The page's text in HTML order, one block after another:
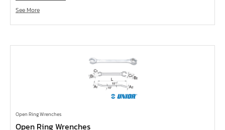
ด้ามฟรี หัวเล็ก ด้ามยาง กดปุ่ม 1/4", 3/8", 1/2"
ด้ามฟรี หัวเล็ก ด้ามเรียบ กดปุ่ม 1/4", 3/8", 1/2"
ด้ามฟรี หัวเล็ก ด้ามยาง 1/4", 3/8", 1/2"
ด้ามฟรี หัวเล็ก ด้ามเรียบ 1/4", 3/8", 1/2"
ด้ามฟรี หัวเล็ก ด้ามเหล็ก 1/4", 3/8", 1/2"
ด้ามฟรี ด้ามยาง 1/4", 3/8", 1/2"
See More
Open Ring Wrenches
Open Ring Wrenches